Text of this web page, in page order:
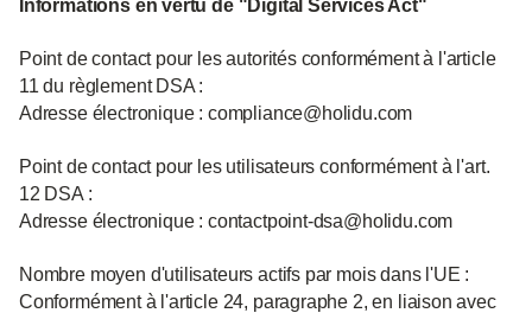
Informations en vertu de "Digital Services Act"
Point de contact pour les autorités conformément à l'article
11 du règlement DSA :
Adresse électronique : compliance@holidu.com
Point de contact pour les utilisateurs conformément à l'art.
12 DSA :
Adresse électronique : contactpoint-dsa@holidu.com
Nombre moyen d'utilisateurs actifs par mois dans l'UE :
Conformément à l'article 24, paragraphe 2, en liaison avec